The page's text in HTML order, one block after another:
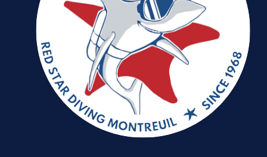
Password
Remember me